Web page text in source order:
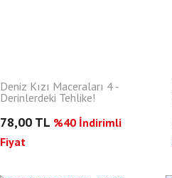
Deniz Kızı Maceraları 4 -
Derinlerdeki Tehlike!
78,00 TL %40 İndirimli
Fiyat